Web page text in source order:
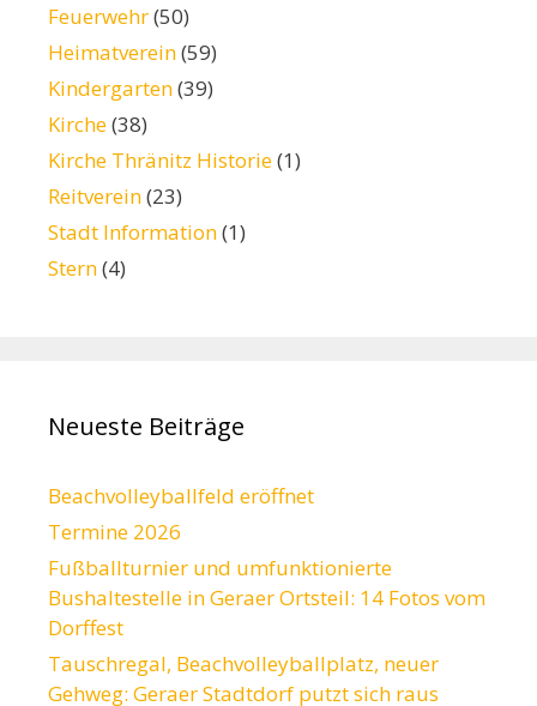
Feuerwehr(50)
Heimatverein(59)
Kindergarten(39)
Kirche(38)
Kirche Thränitz Historie(1)
Reitverein(23)
Stadt Information(1)
Stern(4)
Neueste Beiträge
Beachvolleyballfeld eröffnet
Termine 2026
Fußballturnier und umfunktionierte
Bushaltestelle in Geraer Ortsteil: 14 Fotos vom
Dorffest
Tauschregal, Beachvolleyballplatz, neuer
Gehweg: Geraer Stadtdorf putzt sich raus